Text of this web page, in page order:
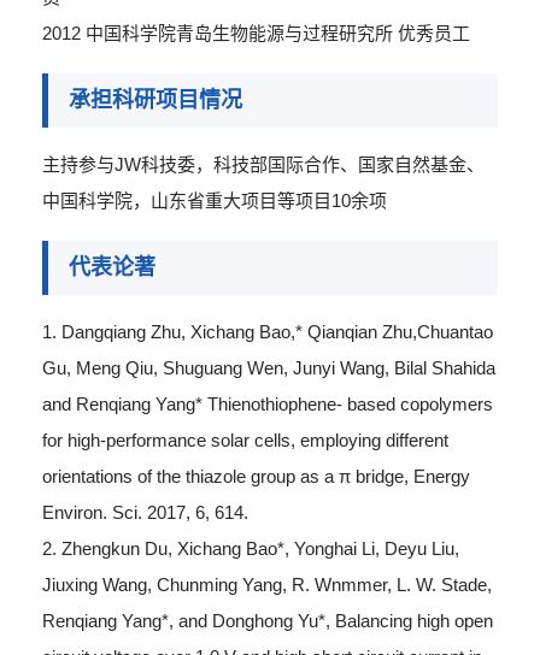
2012 中国科学院青岛生物能源与过程研究所 优秀员工
承担科研项目情况
主持参与JW科技委，科技部国际合作、国家自然基金、
中国科学院，山东省重大项目等项目10余项
代表论著
1. Dangqiang Zhu, Xichang Bao,* Qianqian Zhu,Chuantao
Gu, Meng Qiu, Shuguang Wen, Junyi Wang, Bilal Shahida
and Renqiang Yang* Thienothiophene- based copolymers
for high-performance solar cells, employing different
orientations of the thiazole group as a π bridge, Energy
Environ. Sci. 2017, 6, 614.
2. Zhengkun Du, Xichang Bao*, Yonghai Li, Deyu Liu,
Jiuxing Wang, Chunming Yang, R. Wnmmer, L. W. Stade,
Renqiang Yang*, and Donghong Yu*, Balancing high open